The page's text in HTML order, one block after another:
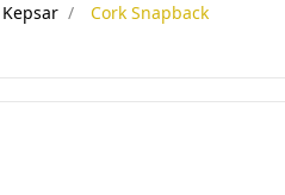
Kepsar Cork Snapback